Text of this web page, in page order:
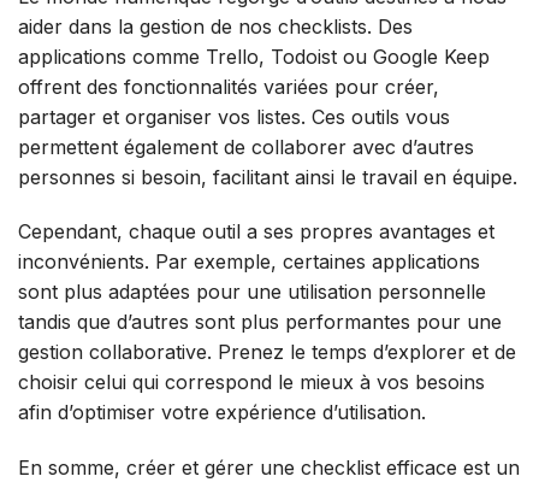
aider dans la gestion de nos checklists. Des
applications comme Trello, Todoist ou Google Keep
offrent des fonctionnalités variées pour créer,
partager et organiser vos listes. Ces outils vous
permettent également de collaborer avec d’autres
personnes si besoin, facilitant ainsi le travail en équipe.
Cependant, chaque outil a ses propres avantages et
inconvénients. Par exemple, certaines applications
sont plus adaptées pour une utilisation personnelle
tandis que d’autres sont plus performantes pour une
gestion collaborative. Prenez le temps d’explorer et de
choisir celui qui correspond le mieux à vos besoins
afin d’optimiser votre expérience d’utilisation.
En somme, créer et gérer une checklist efficace est un